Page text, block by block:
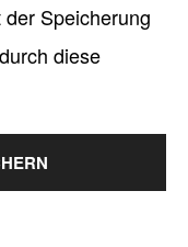
Speicherung
diese